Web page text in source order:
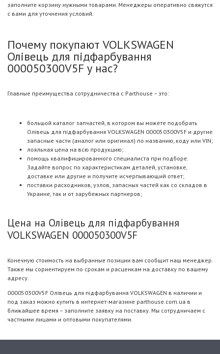
заполните корзину нужными товарами. Менеджеры оперативно свяжутся
с вами для уточнения условий.
Почему покупают VOLKSWAGEN
Олiвець для пiдфарбування
000050300V5F у нас?
Главные преимущества сотрудничества с Parthouse – это:
большой каталог запчастей, в котором вы можете подобрать
Олiвець для пiдфарбування VOLKSWAGEN 000050300V5F и другие
запасные части (аналог или оригинал) по названию, коду или VIN;
лояльная цена на всю продукцию;
помощь квалифицированного специалиста при подборе.
Задайте вопрос по характеристикам деталей, установке,
доставке или другие и получите исчерпывающий ответ;
поставки расходников, узлов, запасных частей как со складов в
Украине, так и от зарубежных партнеров;
Цена на Олiвець для пiдфарбування
VOLKSWAGEN 000050300V5F
Конечную стоимость на выбранные позиции вам сообщит наш менеджер.
Также мы сориентируем по срокам и расценкам на доставку по вашему
адресу.
000050300V5F Олiвець для пiдфарбування VOLKSWAGEN в наличии и
под заказ можно купить в интернет-магазине parthouse.com.ua в
ближайшее время – заполните заявку на поставку. Мы сотрудничаем с
частными лицами и оптовыми покупателями.